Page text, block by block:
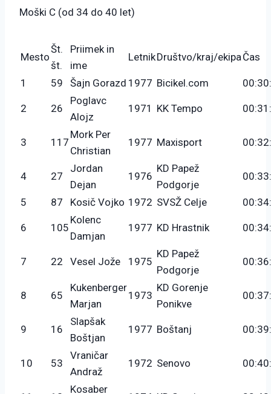
Moški C (od 34 do 40 let)
Mesto
Št.
št.
Priimek in
ime
LetnikDruštvo/kraj/ekipa Čas
1 59 Šajn Gorazd 1977 Bicikel.com
2 26
Poglavc
Alojz
1971 KK Tempo
3 117
Mork Per
Christian
1977 Maxisport
4 27
Jordan
Dejan
1976
KD Papež
Podgorje
5 87 Kosič Vojko 1972 SVSŽ Celje
6 105
Kolenc
Damjan
1977 KD Hrastnik
7 22 Vesel Jože 1975
KD Papež
Podgorje
8 65
Kukenberger
Marjan
1973
KD Gorenje
Ponikve
9 16
Slapšak
Boštjan
1977 Boštanj
10 53
Vraničar
Andraž
1972 Senovo
Kosaber